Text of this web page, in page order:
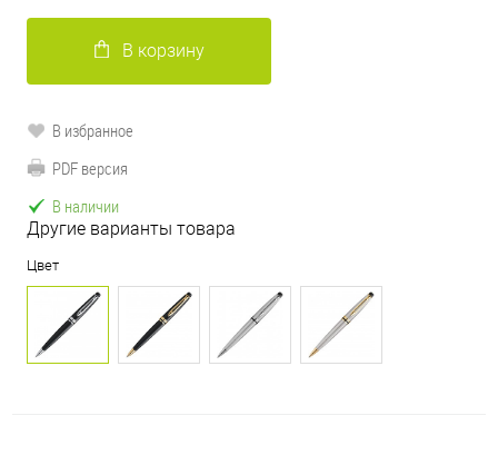
В корзину
В избранное
PDF версия
В наличии
Другие варианты товара
Цвет